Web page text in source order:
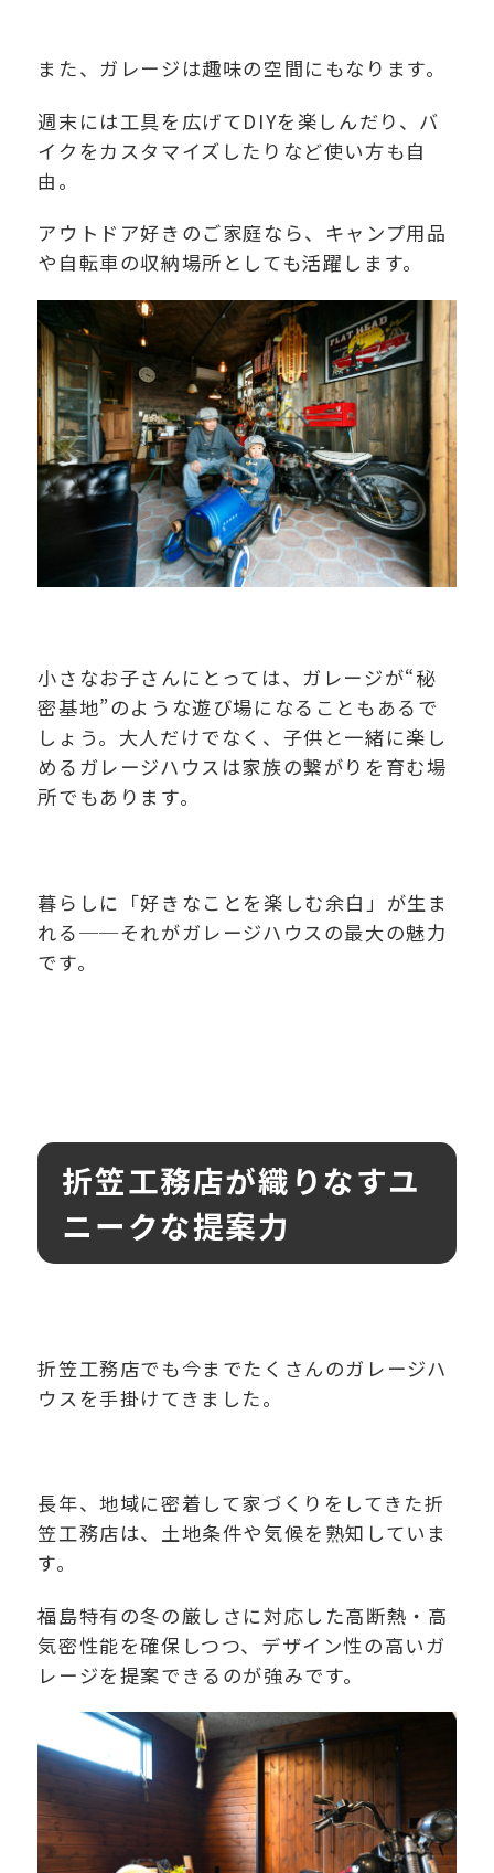
また、ガレージは趣味の空間にもなります。
週末には工具を広げてDIYを楽しんだり、バ
イクをカスタマイズしたりなど使い方も自
由。
アウトドア好きのご家庭なら、キャンプ用品
や自転車の収納場所としても活躍します。
小さなお子さんにとっては、ガレージが“秘
密基地”のような遊び場になることもあるで
しょう。大人だけでなく、子供と一緒に楽し
めるガレージハウスは家族の繋がりを育む場
所でもあります。
暮らしに「好きなことを楽しむ余白」が生ま
れる──それがガレージハウスの最大の魅力
です。
折笠工務店が織りなすユ
ニークな提案力
折笠工務店でも今までたくさんのガレージハ
ウスを手掛けてきました。
長年、地域に密着して家づくりをしてきた折
笠工務店は、土地条件や気候を熟知していま
す。
福島特有の冬の厳しさに対応した高断熱・高
気密性能を確保しつつ、デザイン性の高いガ
レージを提案できるのが強みです。